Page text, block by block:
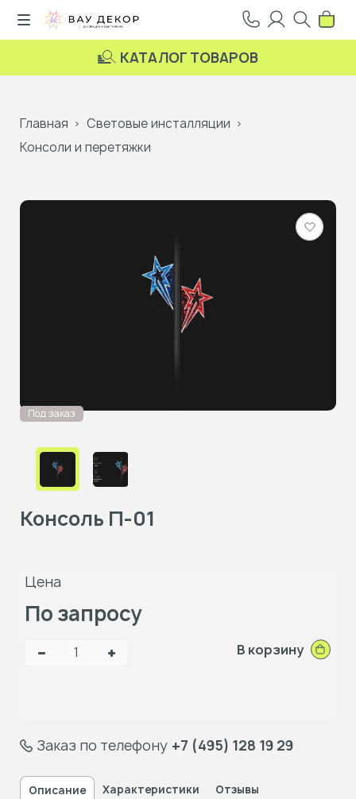
КАТАЛОГ ТОВАРОВ
Главная
Световые инсталляции
Консоли и перетяжки
в
Под заказ
Консоль П-01
Цена
По запросу
В корзину
Заказ по телефону +7 (495) 128 19 29
Описание Характеристики Отзывы